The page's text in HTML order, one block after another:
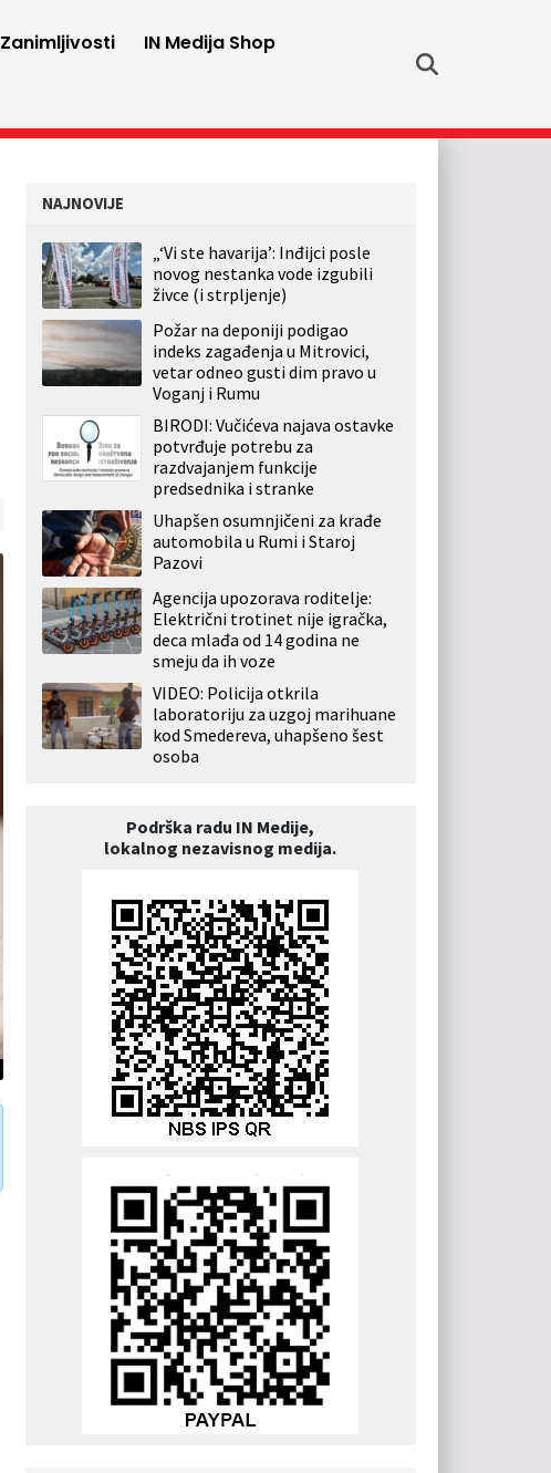
Zanimljivosti
IN Medija Shop
NAJNOVIJE
„‘Vi ste havarija’: Inđijci posle
novog nestanka vode izgubili
živce (i strpljenje)
Požar na deponiji podigao
indeks zagađenja u Mitrovici,
vetar odneo gusti dim pravo u
Voganj i Rumu
BIRODI: Vučićeva najava ostavke
potvrđuje potrebu za
razdvajanjem funkcije
predsednika i stranke
Uhapšen osumnjičeni za krađe
automobila u Rumi i Staroj
Pazovi
Agencija upozorava roditelje:
Električni trotinet nije igračka,
deca mlađa od 14 godina ne
smeju da ih voze
VIDEO: Policija otkrila
laboratoriju za uzgoj marihuane
kod Smedereva, uhapšeno šest
osoba
Podrška radu IN Medije,
lokalnog nezavisnog medija.